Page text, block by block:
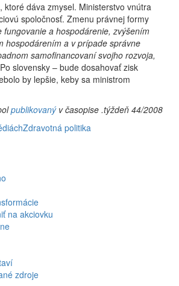
dáva zmysel. Ministerstvo vnútra
spoločnosť. Zmenu právnej formy
a hospodárenie, zvýšením
hospodárením a v prípade správne
samofinancovaní svojho rozvoja,
Po slovensky – bude dosahovať zisk
by lepšie, keby sa ministrom
publikovanýv časopise .týždeň 44/2008
Zdravotná politika
na akciovku
zdroje